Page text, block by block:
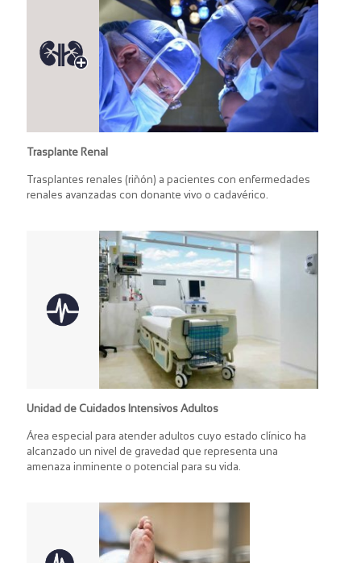
Trasplante Renal
Trasplantes renales (riñón) a pacientes con enfermedades
renales avanzadas con donante vivo o cadavérico.
Unidad de Cuidados Intensivos Adultos
Área especial para atender adultos cuyo estado clínico ha
alcanzado un nivel de gravedad que representa una
amenaza inminente o potencial para su vida.